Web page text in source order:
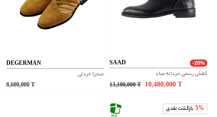
DEGERMAN
صحرا خردلی
8,600,000
SAAD -20%
کفش رسمی مردانه صاد
13,100,000 T 10,480,000
5% بازگشت نقدی